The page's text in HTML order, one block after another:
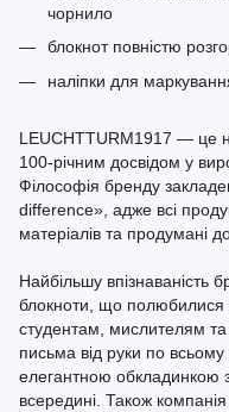
чорнило
блокнот повністю
наліпки для
LEUCHTTURM1917 — це
100-річним досвідом у
Філософія бренду
difference», адже всі
матеріалів та продумані
Найбільшу впізнаваність
блокноти, що полюбилися
студентам, мислителям
письма від руки по всьому
елегантною обкладинкою
всередині. Також